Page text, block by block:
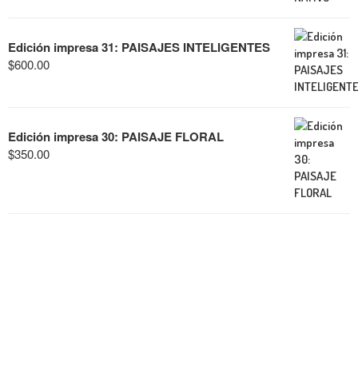
Edición impresa 31: PAISAJES INTELIGENTES
$600.00
Edición impresa 30: PAISAJE FLORAL
$350.00